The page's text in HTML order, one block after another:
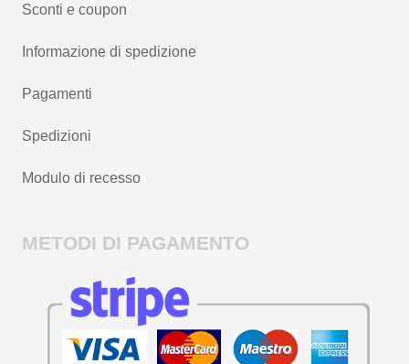
Sconti e coupon
Informazione di spedizione
Pagamenti
Spedizioni
Modulo di recesso
METODI DI PAGAMENTO